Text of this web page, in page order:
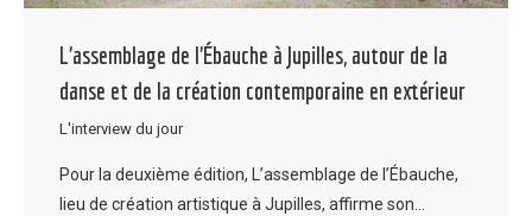
L’assemblage de l’Ébauche à Jupilles, autour de la
danse et de la création contemporaine en extérieur
L'interview du jour
Pour la deuxième édition, L’assemblage de l’Ébauche,
lieu de création artistique à Jupilles, affirme son…